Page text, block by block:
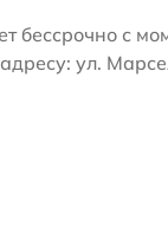
бессрочно с
ул.